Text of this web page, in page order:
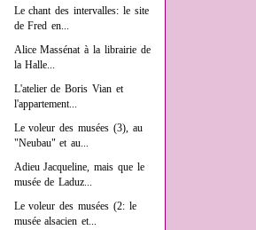
Le chant des intervalles: le site
de Fred en...
Alice Massénat à la librairie de
la Halle...
L'atelier de Boris Vian et
l'appartement...
Le voleur des musées (3), au
"Neubau" et au...
Adieu Jacqueline, mais que le
musée de Laduz...
Le voleur des musées (2: le
musée alsacien et...